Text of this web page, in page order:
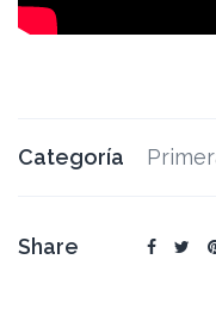
Categoría
Share